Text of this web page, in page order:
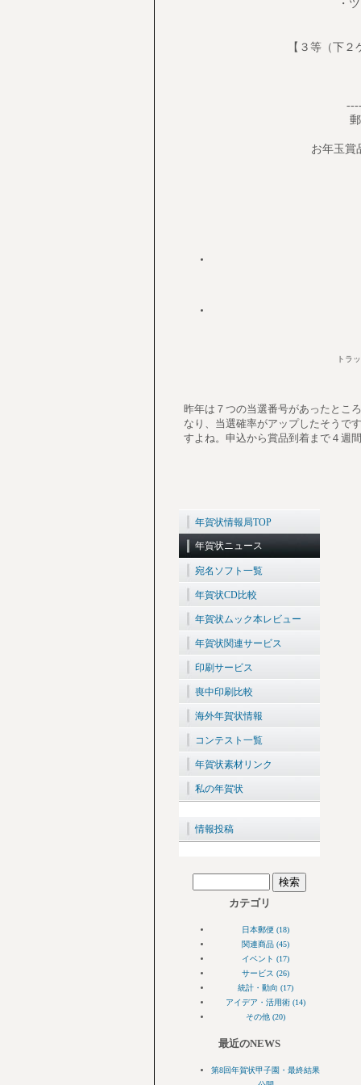
・ツイン
【３等（下
お年玉賞
トラ
昨年は７つの当選番号があったとこ
なり、当選確率がアップしたそうで
すよね。申込から賞品到着まで４週
年賀状情報局TOP
年賀状ニュース
宛名ソフト一覧
年賀状CD比較
年賀状ムック本レビュー
年賀状関連サービス
印刷サービス
喪中印刷比較
海外年賀状情報
コンテスト一覧
年賀状素材リンク
私の年賀状
情報投稿
カテゴリ
日本郵便 (18)
関連商品 (45)
イベント (17)
サービス (26)
統計・動向 (17)
アイデア・活用術 (14)
その他 (20)
最近のNEWS
第8回年賀状甲子園・最終結果